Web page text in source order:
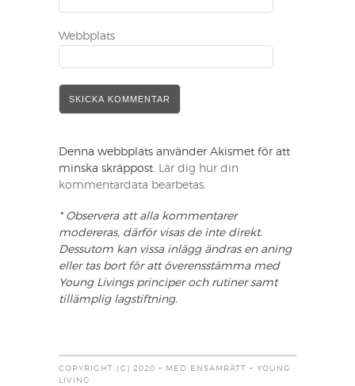
Webbplats
Denna webbplats använder Akismet för att
minska skräppost. Lär dig hur din
kommentardata bearbetas.
* Observera att alla kommentarer
modereras, därför visas de inte direkt.
Dessutom kan vissa inlägg ändras en aning
eller tas bort för att överensstämma med
Young Livings principer och rutiner samt
tillämplig lagstiftning.
COPYRIGHT (C) 2020 – MED ENSAMRÄTT – YOUNG
LIVING